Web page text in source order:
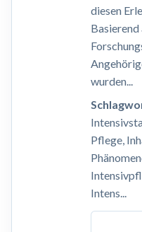
diesen
wurden...
Pflege,
Intens...